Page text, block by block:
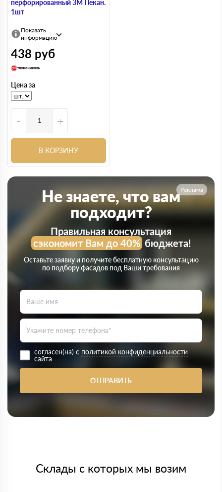
перфорированный 3М Пекан.
1шт
Показать
информацию
438 руб
Цена за
- +
В КОРЗИНУ
Реклама
Не знаете, что вам
подходит?
Правильная консультация
сэкономит Вам до 40%бюджета!
Оставьте заявку и получите бесплатную консультацию
по подбору фасадов под Ваши требования
согласен(на) с политикой конфиденциальности
сайта
ОТПРАВИТЬ
Склады с которых мы возим